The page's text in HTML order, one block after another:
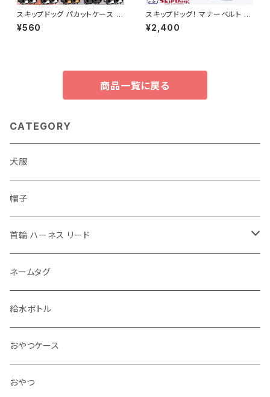
スキップドッグ パカットケース 毛
色 ブラック系 犬 チワワ 小型犬
おやつケース おやつ入れ しつけ
¥560
スキップドッグ！ マナーベルト グ
レーボーダー 犬 マナー パンツ
男の子 マーキング
¥2,400
商品一覧に戻る
CATEGORY
犬服
帽子
首輪 ハーネス リード
首輪
ハーネス 胴輪
リード
アクセサリ チョーカー
ネームタグ
給水ボトル
おやつケース
おやつ